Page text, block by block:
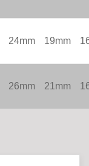
24mm 19mm
26mm 21mm